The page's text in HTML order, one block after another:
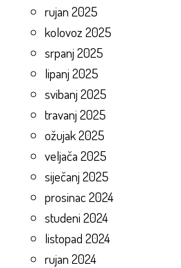
rujan 2025
kolovoz 2025
srpanj 2025
lipanj 2025
svibanj 2025
travanj 2025
ožujak 2025
veljača 2025
siječanj 2025
prosinac 2024
studeni 2024
listopad 2024
rujan 2024